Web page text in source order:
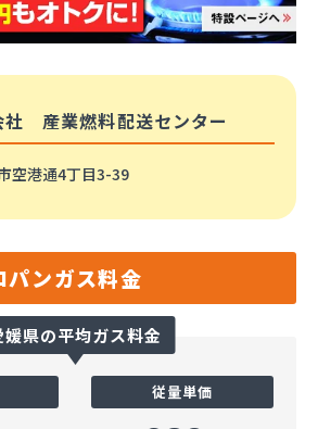
社 産業燃料配送センター
空港通4丁目3-39
パンガス料金
媛県の平均ガス料金
従量単価